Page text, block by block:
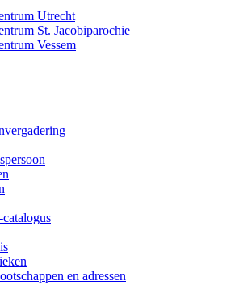
Utrecht
St. Jacobiparochie
Vessem
en adressen